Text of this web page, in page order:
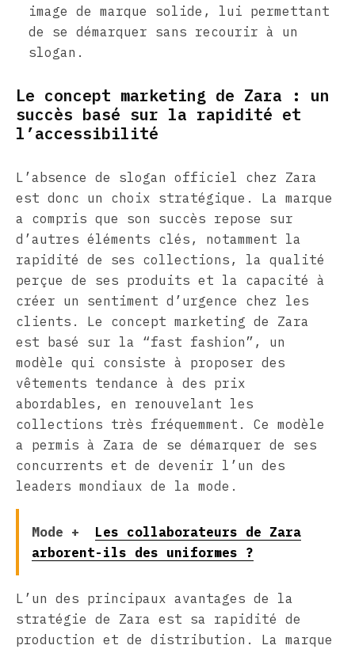
image de marque solide, lui permettant
de se démarquer sans recourir à un
slogan.
Le concept marketing de Zara : un
succès basé sur la rapidité et
l’accessibilité
L’absence de slogan officiel chez Zara
est donc un choix stratégique. La marque
a compris que son succès repose sur
d’autres éléments clés, notamment la
rapidité de ses collections, la qualité
perçue de ses produits et la capacité à
créer un sentiment d’urgence chez les
clients. Le concept marketing de Zara
est basé sur la “fast fashion”, un
modèle qui consiste à proposer des
vêtements tendance à des prix
abordables, en renouvelant les
collections très fréquemment. Ce modèle
a permis à Zara de se démarquer de ses
concurrents et de devenir l’un des
leaders mondiaux de la mode.
Mode +
Les collaborateurs de Zara
arborent-ils des uniformes ?
L’un des principaux avantages de la
stratégie de Zara est sa rapidité de
production et de distribution. La marque